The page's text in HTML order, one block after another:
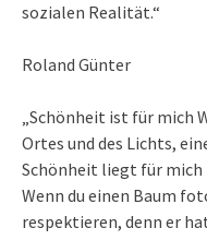
sozialen Realität.“
Roland Günter
„Schönheit ist für mich
Ortes und des Lichts,
Schönheit liegt für mich
Wenn du einen Baum
respektieren, denn er